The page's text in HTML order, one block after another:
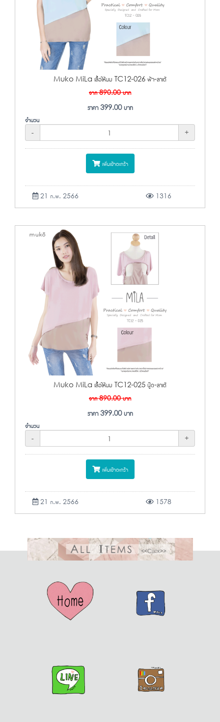
Muko MiLa เสื้อให้นม TC12-026 ฟ้า-ลาเต้
จาก890.00บาท
ราคา399.00บาท
จำนวน
-
+
เพิ่มเข้าตะกร้า
21 ก.พ. 2566 1316
Muko MiLa เสื้อให้นม TC12-025 นู๊ด-ลาเต้
จาก890.00บาท
ราคา399.00บาท
จำนวน
-
+
เพิ่มเข้าตะกร้า
21 ก.พ. 2566 1578